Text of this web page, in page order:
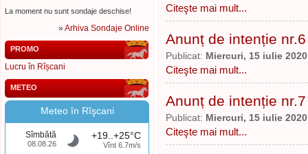
La moment nu sunt sondaje deschise!
»Arhiva Sondaje Online
PROMO
Lucru în Rîșcani
METEO
Meteo în Rîşcani
Sîmbătă
08.08.26
+19..+25°C
Vînt 6.7m/s
Citeşte mai mult...
Anunț de intenție nr.6
Publicat: Miercuri, 15 iulie 2020
Citeşte mai mult...
Anunț de intenție nr.7
Publicat: Miercuri, 15 iulie 2020
Citeşte mai mult...